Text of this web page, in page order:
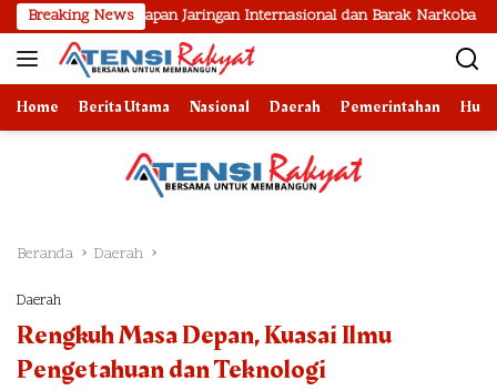
Langsung
ke
konten
Breaking NewsJaringan Internasional dan Barak Narkoba 2
Home Berita Utama Nasional Daerah Pemerintahan
Beranda Daerah
Daerah
Rengkuh Masa Depan, Kuasai Ilmu
Pengetahuan dan Teknologi